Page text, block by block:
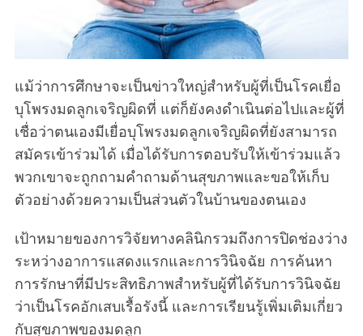
แม้ว่าการศึกษาจะเป็นข่าวใหญ่สำหรับผู้ที่เป็นโรคเยื่อ
บุโพรงมดลูกเจริญผิดที่ แต่ก็ยังคงดำเนินต่อไปและผู้ที่
เชื่อว่าตนเองมีเยื่อบุโพรงมดลูกเจริญผิดที่ยังสามารถ
สมัครเข้าร่วมได้ เมื่อได้รับการตอบรับให้เข้าร่วมแล้ว
พวกเขาจะถูกถามคำถามด้านสุขภาพและขอให้เก็บ
ตัวอย่างด้วยความเป็นส่วนตัวในบ้านของตนเอง
เป้าหมายของการวิจัยทางคลินิกรวมถึงการปิดช่องว่าง
ระหว่างอาการแสดงแรกและการวินิจฉัย การค้นหา
การรักษาที่มีประสิทธิภาพสำหรับผู้ที่ได้รับการวินิจฉัย
ว่าเป็นโรคอักเสบเรื้อรังนี้ และการเรียนรู้เพิ่มเติมเกี่ยว
กับสุขภาพของมดลูก